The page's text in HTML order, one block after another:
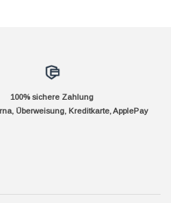
100% sichere Zahlung
Überweisung, Kreditkarte, ApplePay